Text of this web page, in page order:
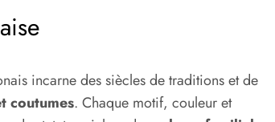
incarne des siècles de traditions et de
coutumes. Chaque motif, couleur et